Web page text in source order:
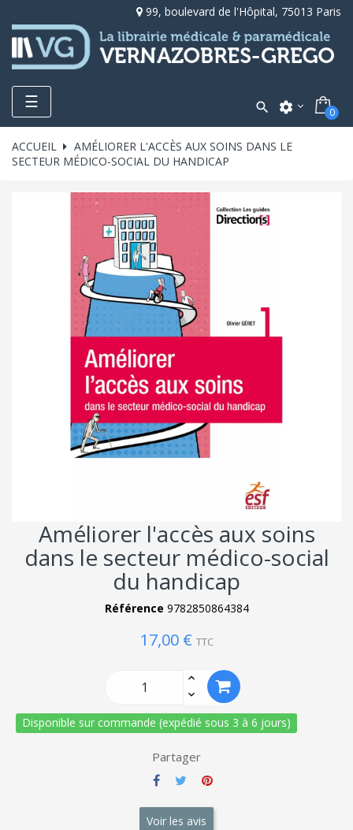
99, boulevard de l'Hôpital, 75013 Paris
Toggle
navigation
☰  settings 0
ACCUEIL
AMÉLIORER L'ACCÈS AUX SOINS DANS LE
SECTEUR MÉDICO-SOCIAL DU HANDICAP
Améliorer l'accès aux soins
dans le secteur médico-social
du handicap
Référence 9782850864384
17,00 € TTC
Disponible sur commande (expédié sous 3 à 6 jours)
Partager
Voir les avis